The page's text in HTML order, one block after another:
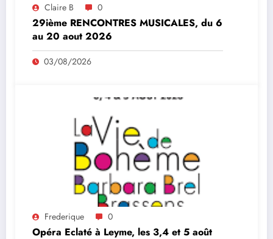
Claire B 0
29ième RENCONTRES MUSICALES, du 6
au 20 aout 2026
03/08/2026
Frederique 0
Opéra Eclaté à Leyme, les 3,4 et 5 août